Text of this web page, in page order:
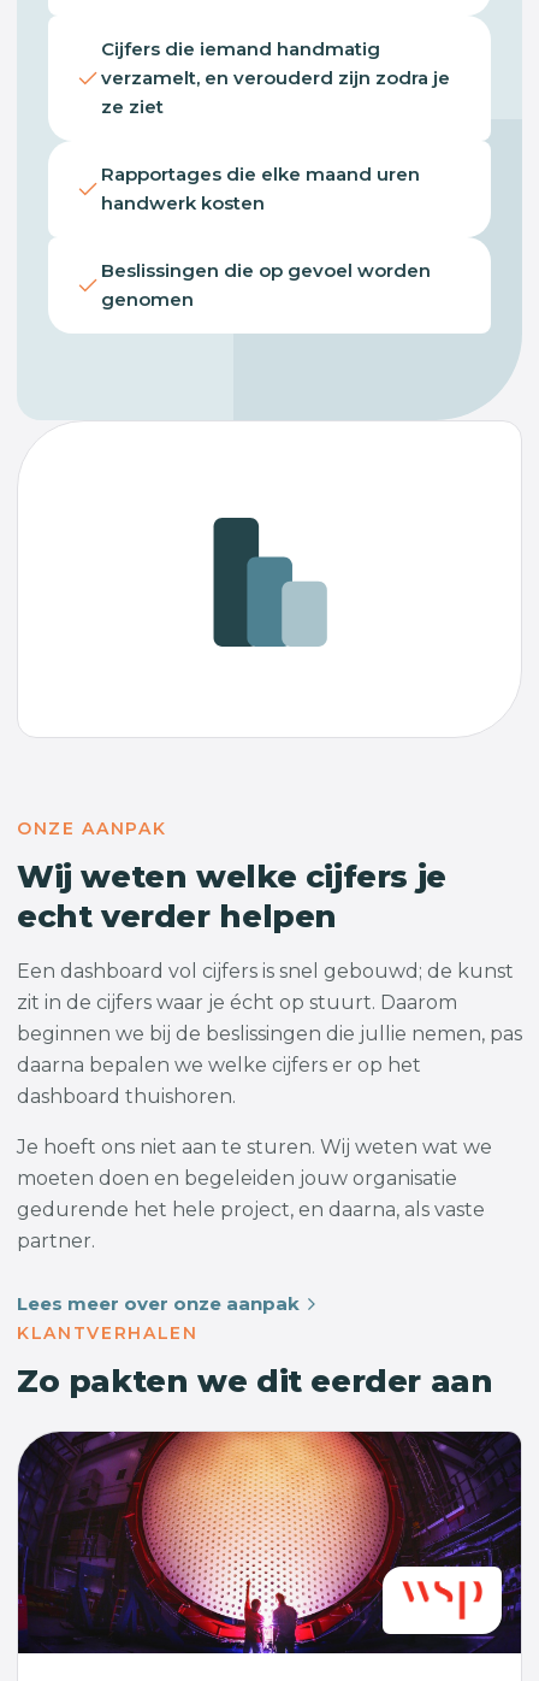
Cijfers die iemand handmatig
verzamelt, en verouderd zijn zodra je
ze ziet
Rapportages die elke maand uren
handwerk kosten
Beslissingen die op gevoel worden
genomen
ONZE AANPAK
Wij weten welke cijfers je
echt verder helpen
Een dashboard vol cijfers is snel gebouwd; de kunst
zit in de cijfers waar je écht op stuurt. Daarom
beginnen we bij de beslissingen die jullie nemen, pas
daarna bepalen we welke cijfers er op het
dashboard thuishoren.
Je hoeft ons niet aan te sturen. Wij weten wat we
moeten doen en begeleiden jouw organisatie
gedurende het hele project, en daarna, als vaste
partner.
Lees meer over onze aanpak
KLANTVERHALEN
Zo pakten we dit eerder aan